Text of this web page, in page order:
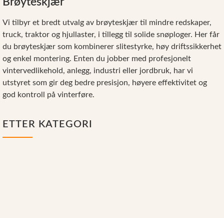
Vinter og snøutstyr
Reservedeler
Nye Wee produkter
Tilbud
Aktuelt
Kundeservice
Vi tilbyr et bredt utvalg av brøyteskjær til mindre redskaper,
truck, traktor og hjullaster, i tillegg til solide snøploger. Her får
du brøyteskjær som kombinerer slitestyrke, høy driftssikkerhet
og enkel montering. Enten du jobber med profesjonelt
vintervedlikehold, anlegg, industri eller jordbruk, har vi
utstyret som gir deg bedre presisjon, høyere effektivitet og
god kontroll på vinterføre.
ETTER KATEGORI